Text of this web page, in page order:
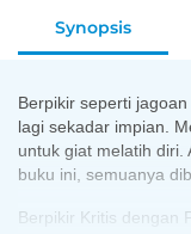
Synopsis
Berpikir seperti
lagi sekadar impian.
untuk giat melatih diri.
buku ini, semuanya
Berpikir Kritis dengan